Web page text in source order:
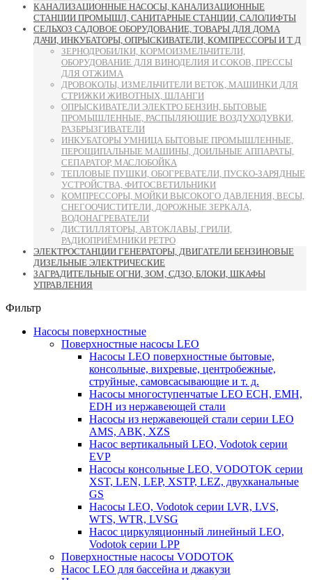
КАНАЛИЗАЦИОННЫЕ НАСОСЫ, КАНАЛИЗАЦИОННЫЕ
СТАНЦИИ ПРОМЫШЛ, САНИТАРНЫЕ СТАНЦИИ, САЛОЛИФТЫ
СЕЛЬХОЗ САДОВОЕ ОБОРУДОВАНИЕ, ТОВАРЫ ДЛЯ ДОМА
ДАЧИ, ИНКУБАТОРЫ, ОПРЫСКИВАТЕЛИ, КОМПРЕССОРЫ И Т Д
ЗЕРНОДРОБИЛКИ, КОРМОИЗМЕЛЬЧИТЕЛИ,
ОБОРУДОВАНИЕ ДЛЯ ВИНОДЕЛИЯ И СОКОВ, ПРЕССЫ
ДЛЯ ОТЖИМА
ДРОВОКОЛЫ, ИЗМЕЛЬЧИТЕЛИ ВЕТОК, МАШИНКИ ДЛЯ
СТРИЖКИ ЖИВОТНЫХ, ШЛАНГИ
ОПРЫСКИВАТЕЛИ ЭЛЕКТРО БЕНЗИН, БЫТОВЫЕ
ПРОМЫШЛЕННЫЕ, РАСПЫЛЯЮЩИЕ ВОЗДУХОДУВКИ,
РАЗБРЫЗГИВАТЕЛИ
ИНКУБАТОРЫ УМНИЦА БЫТОВЫЕ ПРОМЫШЛЕННЫЕ,
ПЕРОЩИПАЛЬНЫЕ МАШИНЫ, ДОИЛЬНЫЕ АППАРАТЫ,
СЕПАРАТОР, МАСЛОБОЙКА
ТЕПЛОВЫЕ ПУШКИ, ОБОГРЕВАТЕЛИ, ПУСКО-ЗАРЯДНЫЕ
УСТРОЙСТВА, ФИТОСВЕТИЛЬНИКИ
КОМПРЕССОРЫ, МОЙКИ ВЫСОКОГО ДАВЛЕНИЯ, ВЕСЫ,
СНЕГООЧИСТИТЕЛИ, ДОРОЖНЫЕ ЗЕРКАЛА,
ВОДОНАГРЕВАТЕЛИ
ДИСТИЛЛЯТОРЫ, АВТОКЛАВЫ, ГРИЛИ,
РАДИОПРИЁМНИКИ РЕТРО
ЭЛЕКТРОСТАНЦИИ ГЕНЕРАТОРЫ, ДВИГАТЕЛИ БЕНЗИНОВЫЕ
ДИЗЕЛЬНЫЕ ЭЛЕКТРИЧЕСКИЕ
ЗАГРАДИТЕЛЬНЫЕ ОГНИ, ЗОМ, СДЗО, БЛОКИ, ШКАФЫ
УПРАВЛЕНИЯ
Фильтр
Насосы поверхностные
Поверхностные насосы LEO
Насосы LEO поверхностные бытовые,
консольные, вихревые, центробежные,
струйные, самовсасывающие и т. д.
Насосы многоступенчатые LEO ECH, EMH,
EDH из нержавеющей стали
Насосы из нержавеющей стали серии LEO
AMS, ABK, XZS
Насос вертикальный LEO, Vodotok серии
EVP
Насосы консольные LEO, VODOTOK серии
XST, LEN, LEP, XSTP, LEZ, двухканальные
GS
Насосы LEO, Vodotok серии LVR, LVS,
WTS, WTR, LVSG
Насос циркуляционный линейный LEO,
Vodotok серии LPP
Поверхностные насосы VODOTOK
Насос LEO для бассейна и джакузи